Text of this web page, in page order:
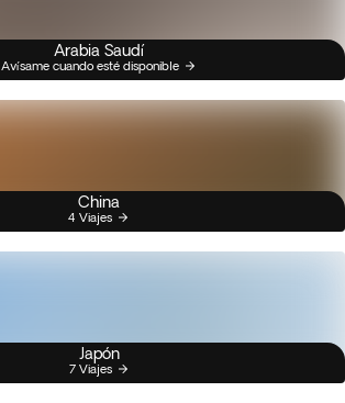
Arabia Saudí
Avísame cuando esté disponible
China
4 Viajes
Japón
7 Viajes